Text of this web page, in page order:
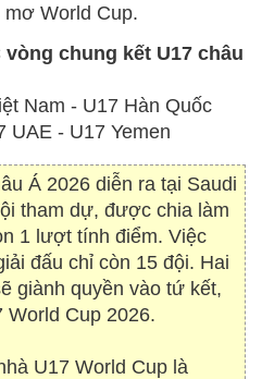
World Cup.
chung kết U17 châu
Nam - U17 Hàn Quốc
UAE - U17 Yemen
Á 2026 diễn ra tại Saudi
tham dự, được chia làm
1 lượt tính điểm. Việc
đấu chỉ còn 15 đội. Hai
giành quyền vào tứ kết,
Cup 2026.
U17 World Cup là